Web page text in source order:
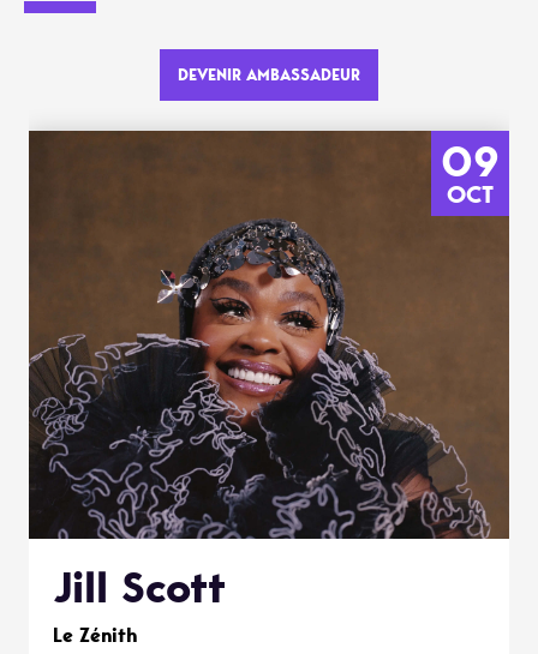
DEVENIR AMBASSADEUR
09
OCT
Jill Scott
Le Zénith